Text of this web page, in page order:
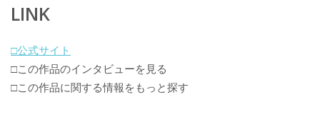
LINK
□公式サイト
□この作品のインタビューを見る
□この作品に関する情報をもっと探す